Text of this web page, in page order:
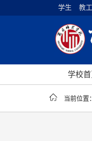
学生 教工
学校
当前位置